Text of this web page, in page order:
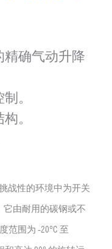
精确气动升降
。
。
挑战性的环境中为开关
由耐用的碳钢或不
范围为 -20°C 至